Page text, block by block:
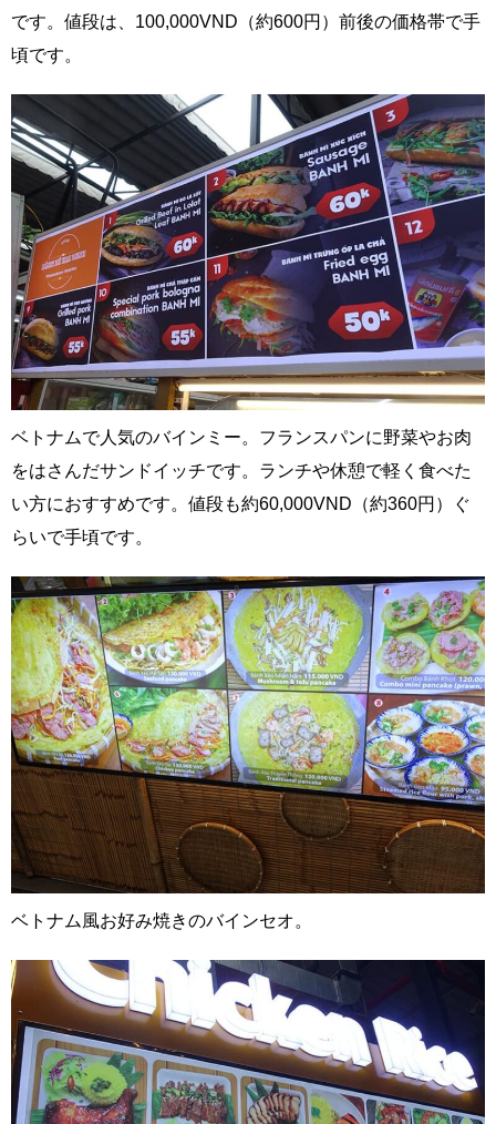
です。値段は、100,000VND（約600円）前後の価格帯で手
頃です。
ベトナムで人気のバインミー。フランスパンに野菜やお肉
をはさんだサンドイッチです。ランチや休憩で軽く食べた
い方におすすめです。値段も約60,000VND（約360円）ぐ
らいで手頃です。
ベトナム風お好み焼きのバインセオ。